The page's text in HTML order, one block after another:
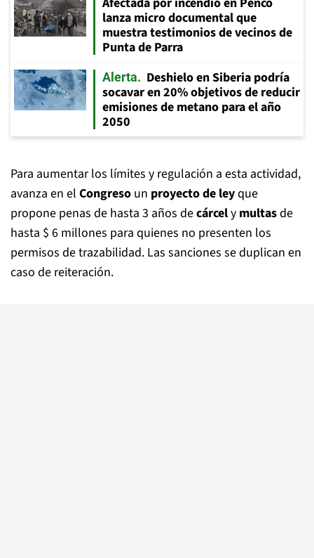
lanza micro documental que
muestra testimonios de vecinos de
Punta de Parra
Alerta
Deshielo en Siberia podría
socavar en 20% objetivos de reducir
emisiones de metano para el año
2050
Para aumentar los límites y regulación a esta actividad,
avanza en el Congreso un proyecto de leyque
propone penas de hasta 3 años decárcely multasde
hasta $ 6 millones para quienes no presenten los
permisos de trazabilidad. Las sanciones se duplican en
caso de reiteración.